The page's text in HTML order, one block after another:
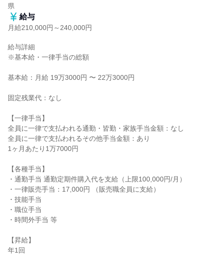
県
給与
月給210,000円～240,000円
給与詳細
※基本給・一律手当の総額
基本給：月給 19万3000円 〜 22万3000円
固定残業代：なし
【一律手当】
全員に一律で支払われる通勤・皆勤・家族手当金額：なし
全員に一律で支払われるその他手当金額：あり
1ヶ月あたり1万7000円
【各種手当】
・通勤手当 通勤定期件購入代を支給（上限100,000円/月）
・一律販売手当：17,000円 （販売職全員に支給）
・技能手当
・職位手当
・時間外手当 等
【昇給】
年1回